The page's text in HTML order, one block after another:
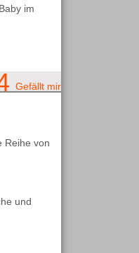
im
Gefällt mir
Reihe von
und